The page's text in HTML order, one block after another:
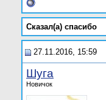
Сказал(а) cпасибо
27.11.2016, 15:59
Шуга
Новичок